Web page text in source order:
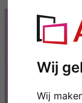
Wij
Wij